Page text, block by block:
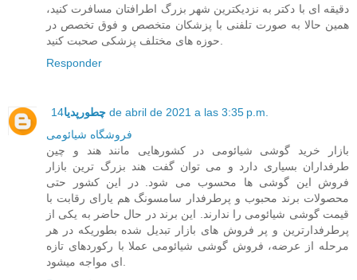
دقیقه ای با دکتر به نزدیکترین شهر بزرگ اطرافتان مسافرت کنید،
همین حالا به صورت تلفنی با پزشکان متخصص و فوق تخصص در
Responder
چطورپدیا 14 de abril de 2021 a las 3:35 p.m.
فروشگاه شیائومی
بازار خرید گوشی شیائومی در کشورهایی مانند هند و چین
طرفداران بسیاری دارد و می توان گفت هند بزرگ ترین بازار
فروش این گوشی ها محسوب می شود. در این کشور حتی
محصولات برند محبوب و پرطرفدار سامسونگ هم یارای رقابت با
قیمت گوشی شیائومی را ندارند. این برند در حال حاضر به یکی از
پرطرفدارترین و پر فروش های بازار تبدیل شده بطوریکه در هر
مرحله از عرضه، فروش گوشی شیائومی عملا با رکوردهای تازه